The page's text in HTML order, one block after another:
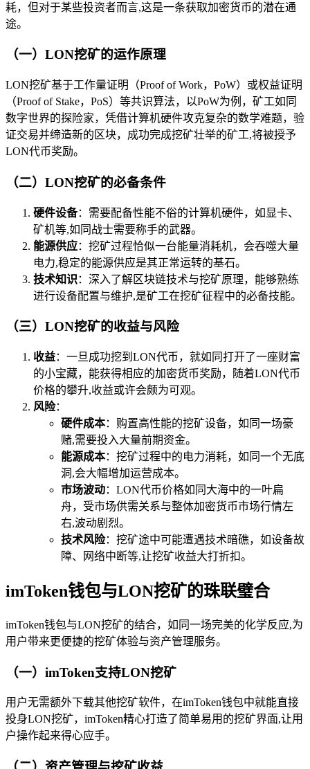
耗，但对于某些投资者而言,这是一条获取加密货币的潜在通
途。
（一）LON挖矿的运作原理
LON挖矿基于工作量证明（Proof of Work，PoW）或权益证明
（Proof of Stake，PoS）等共识算法，以PoW为例，矿工如同
数字世界的探险家，凭借计算机硬件攻克复杂的数学难题，验
证交易并缔造新的区块，成功完成挖矿壮举的矿工,将被授予
LON代币奖励。
（二）LON挖矿的必备条件
硬件设备：需要配备性能不俗的计算机硬件，如显卡、
矿机等,如同战士需要称手的武器。
能源供应：挖矿过程恰似一台能量消耗机，会吞噬大量
电力,稳定的能源供应是其正常运转的基石。
技术知识 ：深入了解区块链技术与挖矿原理，能够熟练
进行设备配置与维护,是矿工在挖矿征程中的必备技能。
（三）LON挖矿的收益与风险
收益：一旦成功挖到LON代币，就如同打开了一座财富
的小宝藏，能获得相应的加密货币奖励，随着LON代币
价格的攀升,收益或许会颇为可观。
风险：
硬件成本：购置高性能的挖矿设备，如同一场豪
赌,需要投入大量前期资金。
能源成本：挖矿过程中的电力消耗，如同一个无底
洞,会大幅增加运营成本。
市场波动：LON代币价格如同大海中的一叶扁
舟，受市场供需关系与整体加密货币市场行情左
右,波动剧烈。
技术风险：挖矿途中可能遭遇技术暗礁，如设备故
障、网络中断等,让挖矿收益大打折扣。
imToken钱包与LON挖矿的珠联璧合
imToken钱包与LON挖矿的结合，如同一场完美的化学反应,为
用户带来更便捷的挖矿体验与资产管理服务。
（一）imToken支持LON挖矿
用户无需额外下载其他挖矿软件，在imToken钱包中就能直接
投身LON挖矿，imToken精心打造了简单易用的挖矿界面,让用
户操作起来得心应手。